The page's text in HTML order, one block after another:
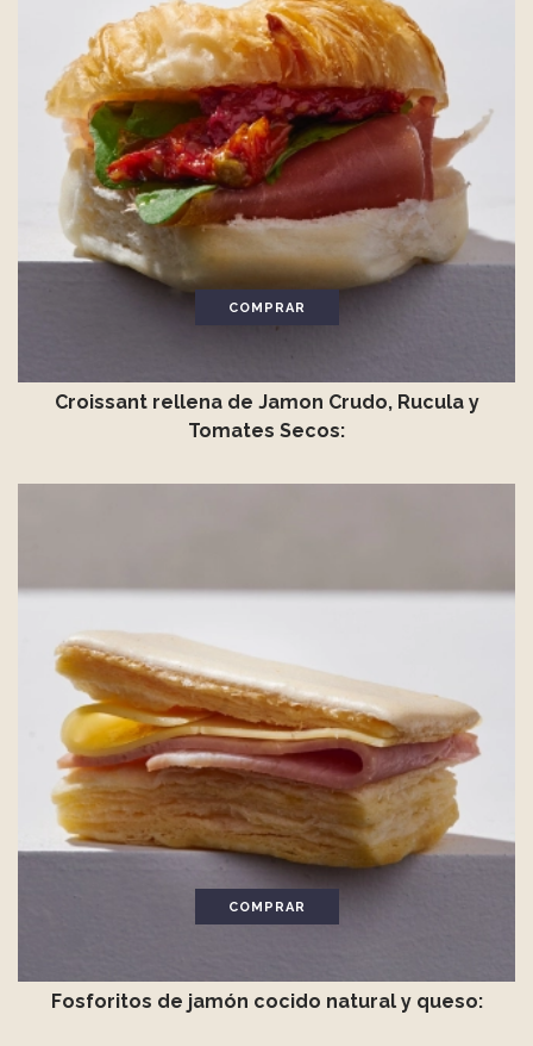
COMPRAR
Croissant rellena de Jamon Crudo, Rucula y
Tomates Secos:
COMPRAR
Fosforitos de jamón cocido natural y queso: